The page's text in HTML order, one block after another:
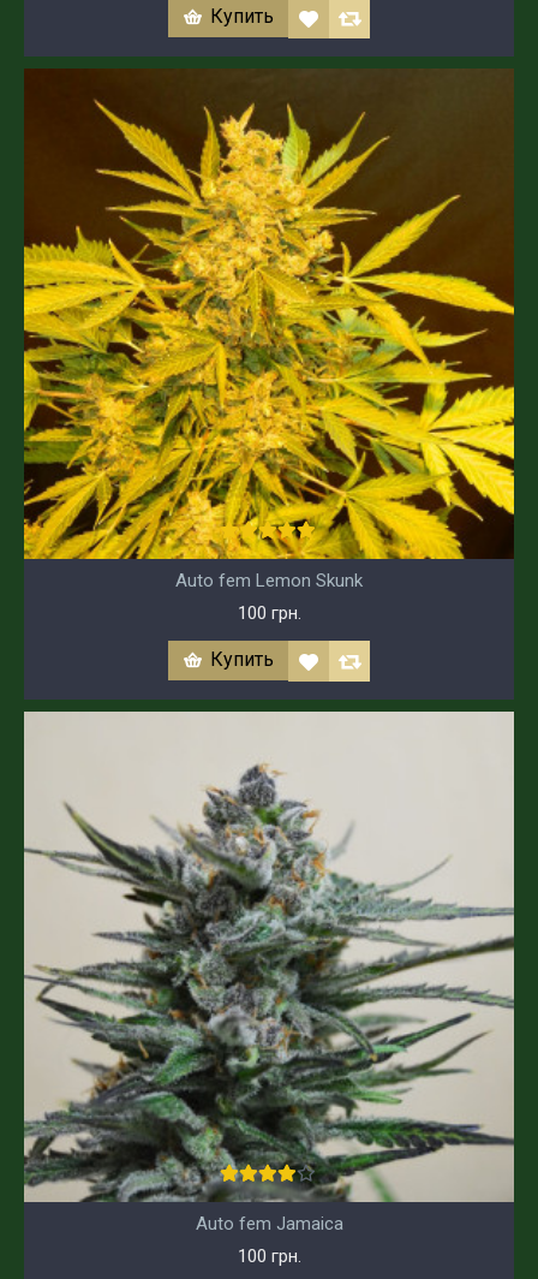
Купить
Auto fem Lemon Skunk
100 грн.
Купить
Auto fem Jamaica
100 грн.